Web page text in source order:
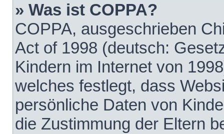
» Was ist COPPA?
COPPA, ausgeschrieben
Act of 1998 (deutsch:
Kindern im Internet von
welches festlegt, dass
persönliche Daten von
die Zustimmung der Eltern